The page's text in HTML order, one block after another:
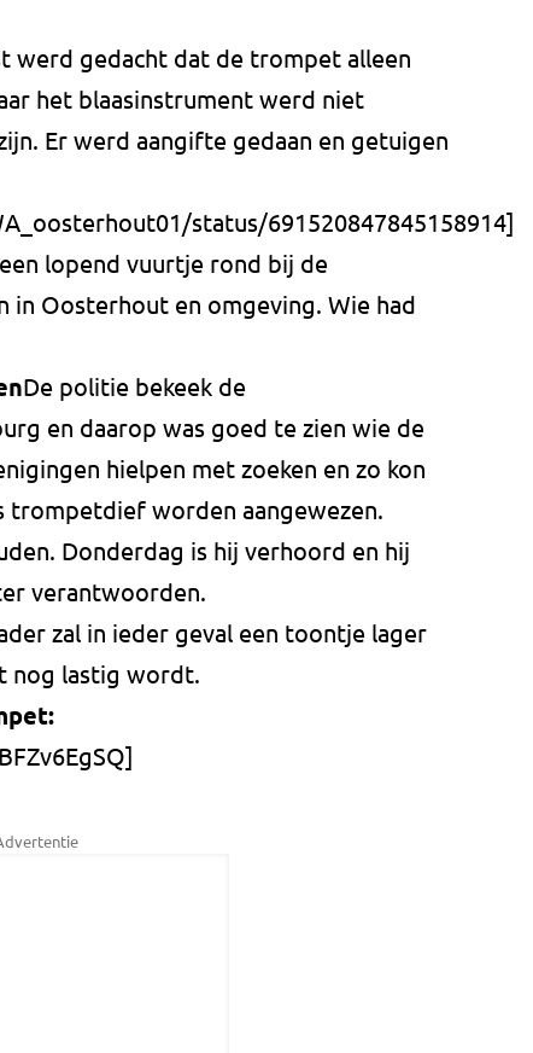
werd gedacht dat de trompet alleen
het blaasinstrument werd niet
Er werd aangifte gedaan en getuigen
status/691520847845158914]
lopend vuurtje rond bij de
in Oosterhout en omgeving. Wie had
De politie bekeek de
en daarop was goed te zien wie de
hielpen met zoeken en zo kon
trompetdief worden aangewezen.
Donderdag is hij verhoord en hij
verantwoorden.
zal in ieder geval een toontje lager
nog lastig wordt.